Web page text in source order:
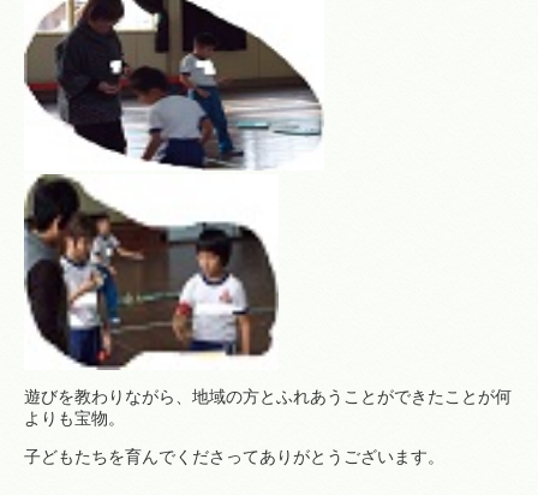
遊びを教わりながら、地域の方とふれあうことができたことが何
よりも宝物。
子どもたちを育んでくださってありがとうございます。